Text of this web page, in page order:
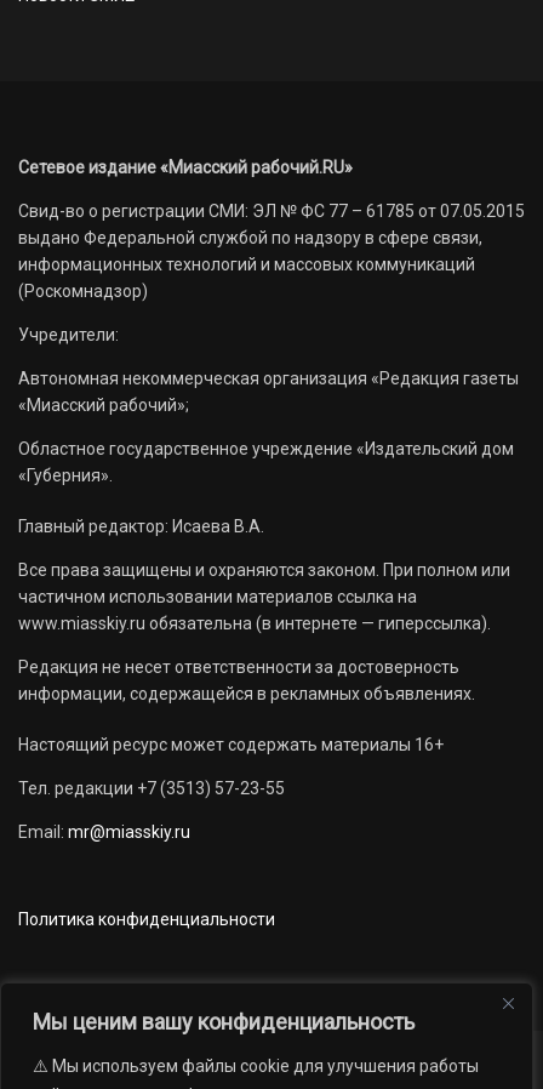
Мы ценим вашу конфиденциальность
⚠️ Мы используем файлы cookie для улучшения работы
Сетевое издание «Миасский рабочий.RU»
Свид-во о регистрации СМИ: ЭЛ № ФС 77 – 61785 от 07.05.2015
выдано Федеральной службой по надзору в сфере связи,
информационных технологий и массовых коммуникаций
(Роскомнадзор)
Учредители:
Автономная некоммерческая организация «Редакция газеты
«Миасский рабочий»;
Областное государственное учреждение «Издательский дом
«Губерния».
Главный редактор: Исаева В.А.
Все права защищены и охраняются законом. При полном или
частичном использовании материалов ссылка на
www.miasskiy.ru обязательна (в интернете — гиперссылка).
Редакция не несет ответственности за достоверность
информации, содержащейся в рекламных объявлениях.
Настоящий ресурс может содержать материалы 16+
Тел. редакции +7 (3513) 57-23-55
Email: mr@miasskiy.ru
Политика конфиденциальности
Новости Наши проекты Официально